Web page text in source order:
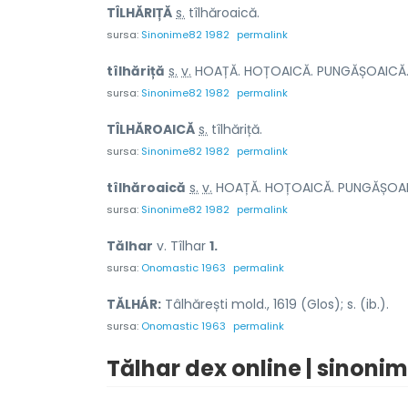
TÎLHĂRIȚĂ s. tîlhăroaică.
sursa: Sinonime82 1982 permalink
tîlhăriță s. v. HOAȚĂ. HOȚOAICĂ. PUNGĂȘOAICĂ.
sursa: Sinonime82 1982 permalink
TÎLHĂROAICĂ s. tîlhăriță.
sursa: Sinonime82 1982 permalink
tîlhăroaică s. v. HOAȚĂ. HOȚOAICĂ.
sursa: Sinonime82 1982 permalink
Tălhar v. Tîlhar 1.
sursa: Onomastic 1963 permalink
TĂLHÁR: Tâlhărești mold., 1619 (Glos); s. (ib.).
sursa: Onomastic 1963 permalink
Tălhar dex online | sinonim